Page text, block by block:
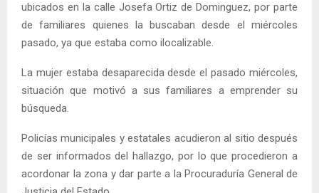
ubicados en la calle Josefa Ortiz de Dominguez, por parte
de familiares quienes la buscaban desde el miércoles
pasado, ya que estaba como ilocalizable.
La mujer estaba desaparecida desde el pasado miércoles,
situación que motivó a sus familiares a emprender su
búsqueda.
Policías municipales y estatales acudieron al sitio después
de ser informados del hallazgo, por lo que procedieron a
acordonar la zona y dar parte a la Procuraduría General de